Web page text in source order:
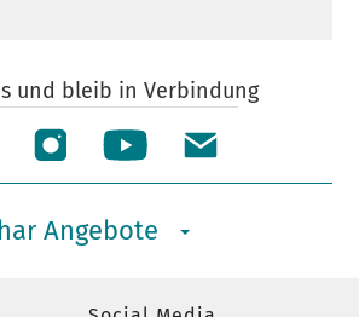
und bleib in Verbindung
Angebote